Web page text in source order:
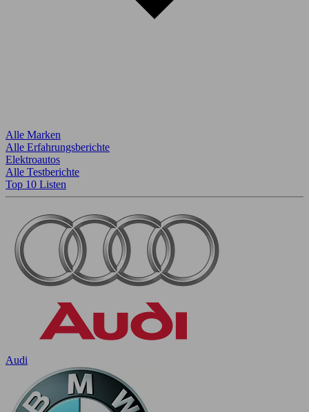
Alle Marken
Alle Erfahrungsberichte
Elektroautos
Alle Testberichte
Top 10 Listen
Audi